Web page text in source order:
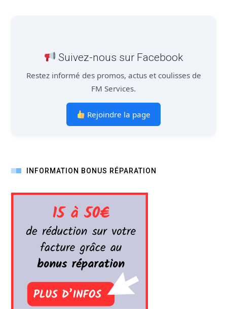
Suivez-nous sur Facebook
Restez informé des promos, actus et coulisses de
FM Services.
Rejoindre la page
INFORMATION BONUS RÉPARATION